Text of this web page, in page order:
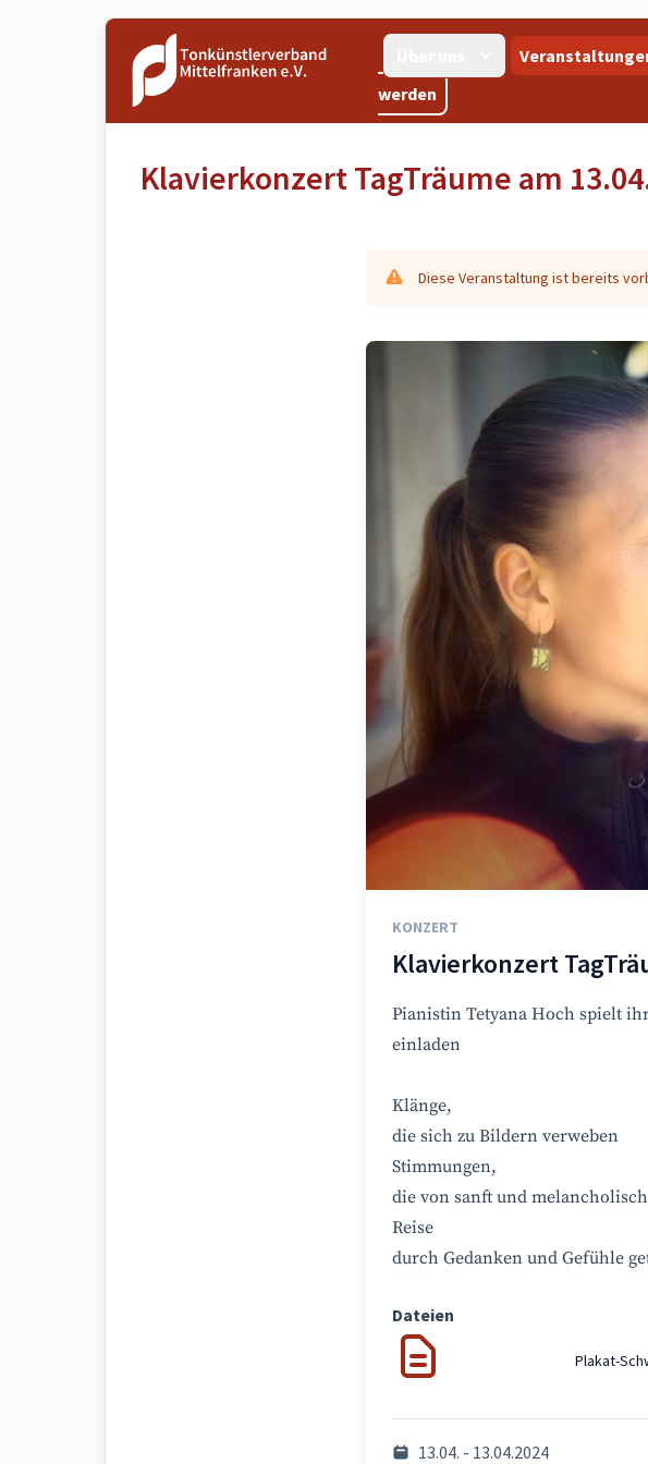
werden
Klavierkonzert TagTräume am
Diese Veranstaltung ist bereits
KONZERT
Klavierkonzert
Pianistin Tetyana Hoch spielt
einladen
Klänge,
die sich zu Bildern verweben
Stimmungen,
die von sanft und
Reise
durch Gedanken und Gefühle
Dateien
13.04. - 13.04.2024